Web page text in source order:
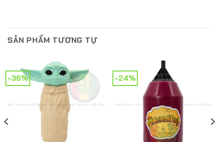
SẢN PHẨM TƯƠNG TỰ
-36% -24%